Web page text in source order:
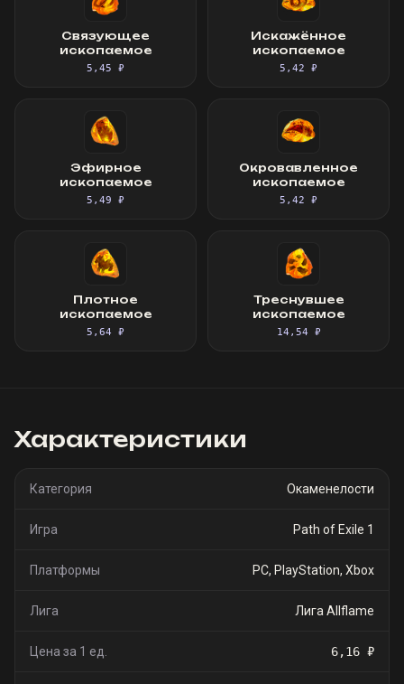
Связующее
ископаемое
5,45 ₽
Искажённое
ископаемое
5,42 ₽
Эфирное
ископаемое
5,49 ₽
Окровавленное
ископаемое
5,42 ₽
Плотное
ископаемое
5,64 ₽
Треснувшее
ископаемое
14,54 ₽
Характеристики
Категория Окаменелости
Игра Path of Exile 1
Платформы PC, PlayStation, Xbox
Лига Лига Allflame
Цена за 1 ед. 6,16 ₽